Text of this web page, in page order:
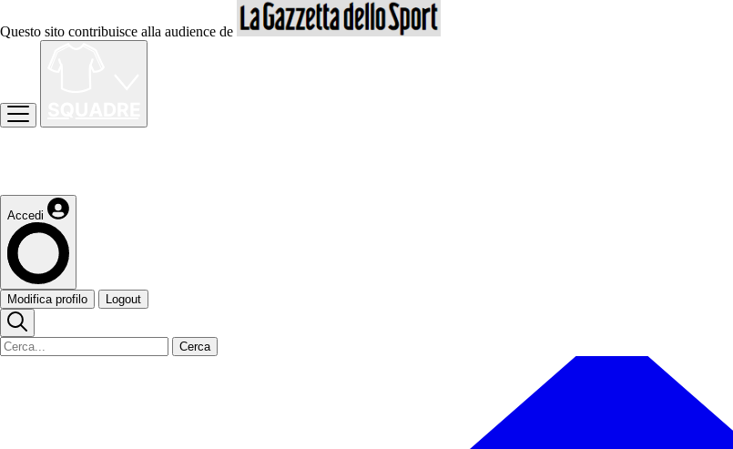
Questo sito contribuisce alla audience de
Accedi
Modifica profilo Logout
Cerca